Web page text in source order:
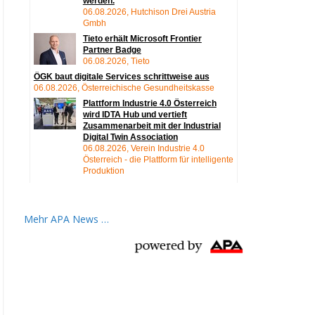
Mehr APA News …